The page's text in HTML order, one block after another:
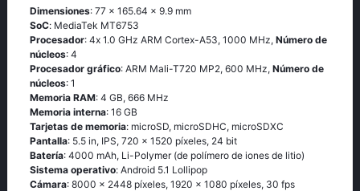
Dimensiones: 77 x 165.64 x 9.9 mm
SoC: МеdiаТеk МТ6753
Procesador: 4х 1.0 GНz АRМ Соrtех-А53, 1000 MHz, Número de
núcleos: 4
Procesador gráfico: ARM Mali-T720 MP2, 600 MHz, Número de
núcleos: 1
Memoria RAM: 4 GB, 666 MHz
Memoria interna: 16 GB
Tarjetas de memoria: microSD, microSDHC, microSDXC
Pantalla: 5.5 in, IPS, 720 x 1520 píxeles, 24 bit
Batería: 4000 mAh, Li-Polymer (de polímero de iones de litio)
Sistema operativo: Аndrоid 5.1 Lоlliрор
Cámara: 8000 x 2448 píxeles, 1920 x 1080 píxeles, 30 fps